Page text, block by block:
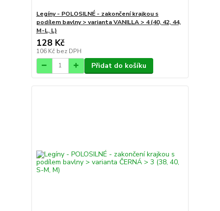
Legíny - POLOSILNÉ - zakončení krajkou s
podílem bavlny > varianta VANILLA > 4 (40, 42, 44,
M-L, L)
128 Kč
106 Kč bez DPH
Přidat do košíku